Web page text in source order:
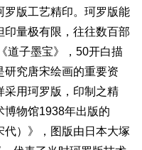
罗版工艺精印。珂罗版能
量极有限，往往数百部
道子墨宝》，50开白描
研究唐宋绘画的重要资
采用珂罗版，印制之精
博物馆1938年出版的
代）》，图版由日本大塚